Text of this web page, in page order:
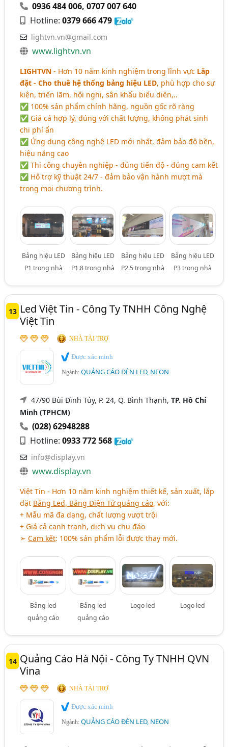
0936 484 006,0707 007 640
Hotline:0379 666 479
lightvn.vn@gmail.com
www.lightvn.vn
LIGHTVN - Hơn 10 năm kinh nghiệm trong lĩnh vực Lắp
đặt - Cho thuê hệ thống bảng hiệu LED, phù hợp cho sự
kiện, triển lãm, hội nghị, sân khấu biểu diễn,..
✅ 100% sản phẩm chính hãng, nguồn gốc rõ ràng
✅ Giá cả hợp lý, đúng với chất lượng, không phát sinh
chi phí ẩn
✅ Ứng dụng công nghệ LED mới nhất, đảm bảo độ bền,
hiệu năng cao
✅ Thi công chuyên nghiệp - đúng tiến độ - đúng cam kết
✅ Hỗ trợ kỹ thuật 24/7 - đảm bảo vận hành mượt mà
trong mọi chương trình.
Bảng hiệu LED
P1 trong nhà
Bảng hiệu LED
P1.8 trong nhà
Bảng hiệu LED
P2.5 trong nhà
Bảng hiệu LED
P3 trong nhà
13 Led Việt Tin - Công Ty TNHH Công Nghệ
Việt Tin
NHÀ TÀI TRỢ
Được xác minh
Ngành:QUẢNG CÁO ĐÈN LED, NEON
47/90 Bùi Đình Túy, P. 24, Q. Bình Thạnh,TP. Hồ Chí
Minh (TPHCM)
(028) 62948288
Hotline:0933 772 568
info@display.vn
www.display.vn
Việt Tin - Hơn 10 năm kinh nghiệm thiết kế, sản xuất, lắp
đặt Bảng Led, Bảng Điện Tử quảng cáo, với:
+ Mẫu mã đa dạng, chất lượng vượt trội
+ Giá cả cạnh tranh, dịch vụ chu đáo
➣Cam kết: 100% sản phẩm lỗi được thay mới.
Bảng led
quảng cáo
Bảng led
quảng cáo
Logo led Logo led
14 Quảng Cáo Hà Nội - Công Ty TNHH QVN
Vina
NHÀ TÀI TRỢ
Được xác minh
Ngành:QUẢNG CÁO ĐÈN LED, NEON